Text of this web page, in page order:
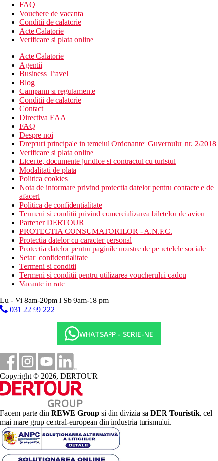
FAQ
Vouchere de vacanta
Conditii de calatorie
Acte Calatorie
Verificare si plata online
Acte Calatorie
Agentii
Business Travel
Blog
Campanii si regulamente
Conditii de calatorie
Contact
Directiva EAA
FAQ
Despre noi
Drepturi principale in temeiul Ordonantei Guvernului nr. 2/2018
Verificare si plata online
Licente, documente juridice si contractul cu turistul
Modalitati de plata
Politica cookies
Nota de informare privind protectia datelor pentru contactele de
afaceri
Politica de confidentialitate
Termeni si conditii privind comercializarea biletelor de avion
Partener DERTOUR
PROTECTIA CONSUMATORILOR - A.N.P.C.
Protectia datelor cu caracter personal
Protectia datelor pentru paginile noastre de pe retelele sociale
Setari confidentialitate
Termeni si conditii
Termeni si conditii pentru utilizarea voucherului cadou
Vacante in rate
Lu - Vi 8am-20pm l Sb 9am-18 pm
031 22 99 222
WHATSAPP - SCRIE-NE
Copyright © 2026, DERTOUR
Facem parte din REWE Group si din divizia sa DER Touristik, cel
mai mare grup central-european din industria turismului.